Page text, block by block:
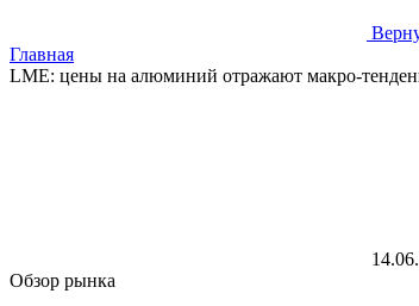
Главная
LME: цены на алюминий отражают макро-
Обзор рынка